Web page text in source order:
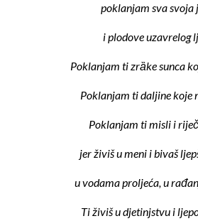
poklanjam sva svoja
i plodove uzavrelog
Poklanjam ti zrȁke sunca
Poklanjam ti daljine koje
Poklanjam ti misli i
jer živiš u meni i bivaš
u vodama proljeća, u
Ti živiš u djetinjstvu i